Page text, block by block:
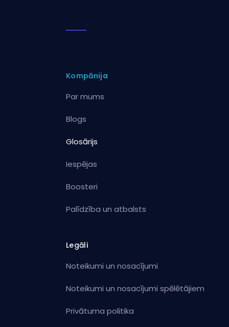
Kompānija
Par mums
Blogs
Glosārijs
Iespējas
Boosteri
Palīdzība un atbalsts
Legāli
Noteikumi un nosacījumi
Noteikumi un nosacījumi spēlētājiem
Privātuma politika